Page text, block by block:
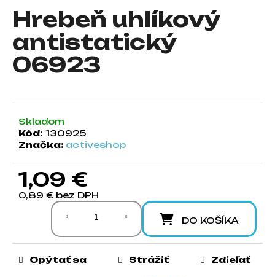
Hrebeň uhlíkový
antistatický
06923
Skladom
Kód: 130925
Značka: activeshop
1,09 €
0,89 € bez DPH
Jednotková cena:
DO KOŠÍKA
Opýtať sa Strážiť Zdieľať
á
j
s
ť
HĽADAŤ
O
r
ú